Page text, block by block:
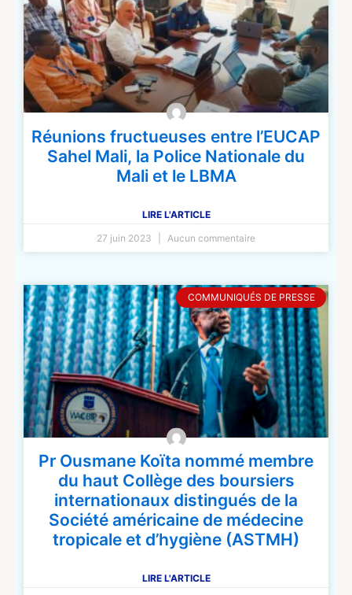
Réunions fructueuses entre l’EUCAP
Sahel Mali, la Police Nationale du
Mali et le LBMA
LIRE L'ARTICLE
27 juin 2023
Aucun commentaire
COMMUNIQUÉS DE PRESSE
Pr Ousmane Koïta nommé membre
du haut Collège des boursiers
internationaux distingués de la
Société américaine de médecine
tropicale et d’hygiène (ASTMH)
LIRE L'ARTICLE